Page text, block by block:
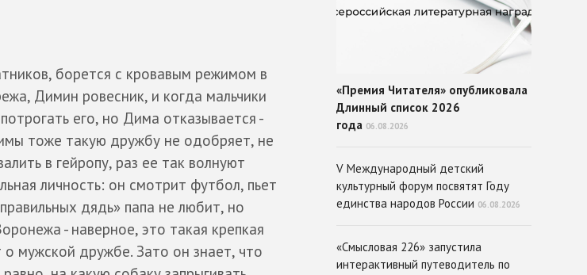
борется с кровавым режимом в
Димин ровесник, и когда мальчики
его, но Дима отказывается -
тоже такую дружбу не одобряет, не
в гейропу, раз ее так волнуют
личность: он смотрит футбол, пьет
дядь» папа не любит, но
- наверное, это такая крепкая
мужской дружбе. Зато он знает, что
«Премия Читателя» опубликовала
Длинный список 2026
года 06.08.2026
V Международный детский
культурный форум посвятят Году
единства народов России 06.08.2026
«Смысловая 226» запустила
интерактивный путеводитель по